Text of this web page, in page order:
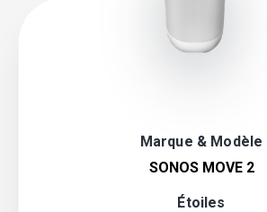
Marque & Modèle
SONOS MOVE 2
Étoiles